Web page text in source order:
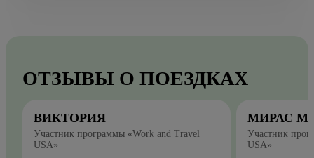
ОТЗЫВЫ О ПОЕЗДКАХ
ВИКТОРИЯ
Участник программы «Work and Travel
USA»
МИРАС
Участник
USA»